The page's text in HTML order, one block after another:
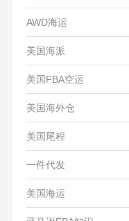
AWD海运
美国海派
美国FBA空运
美国海外仓
美国尾程
一件代发
美国海运